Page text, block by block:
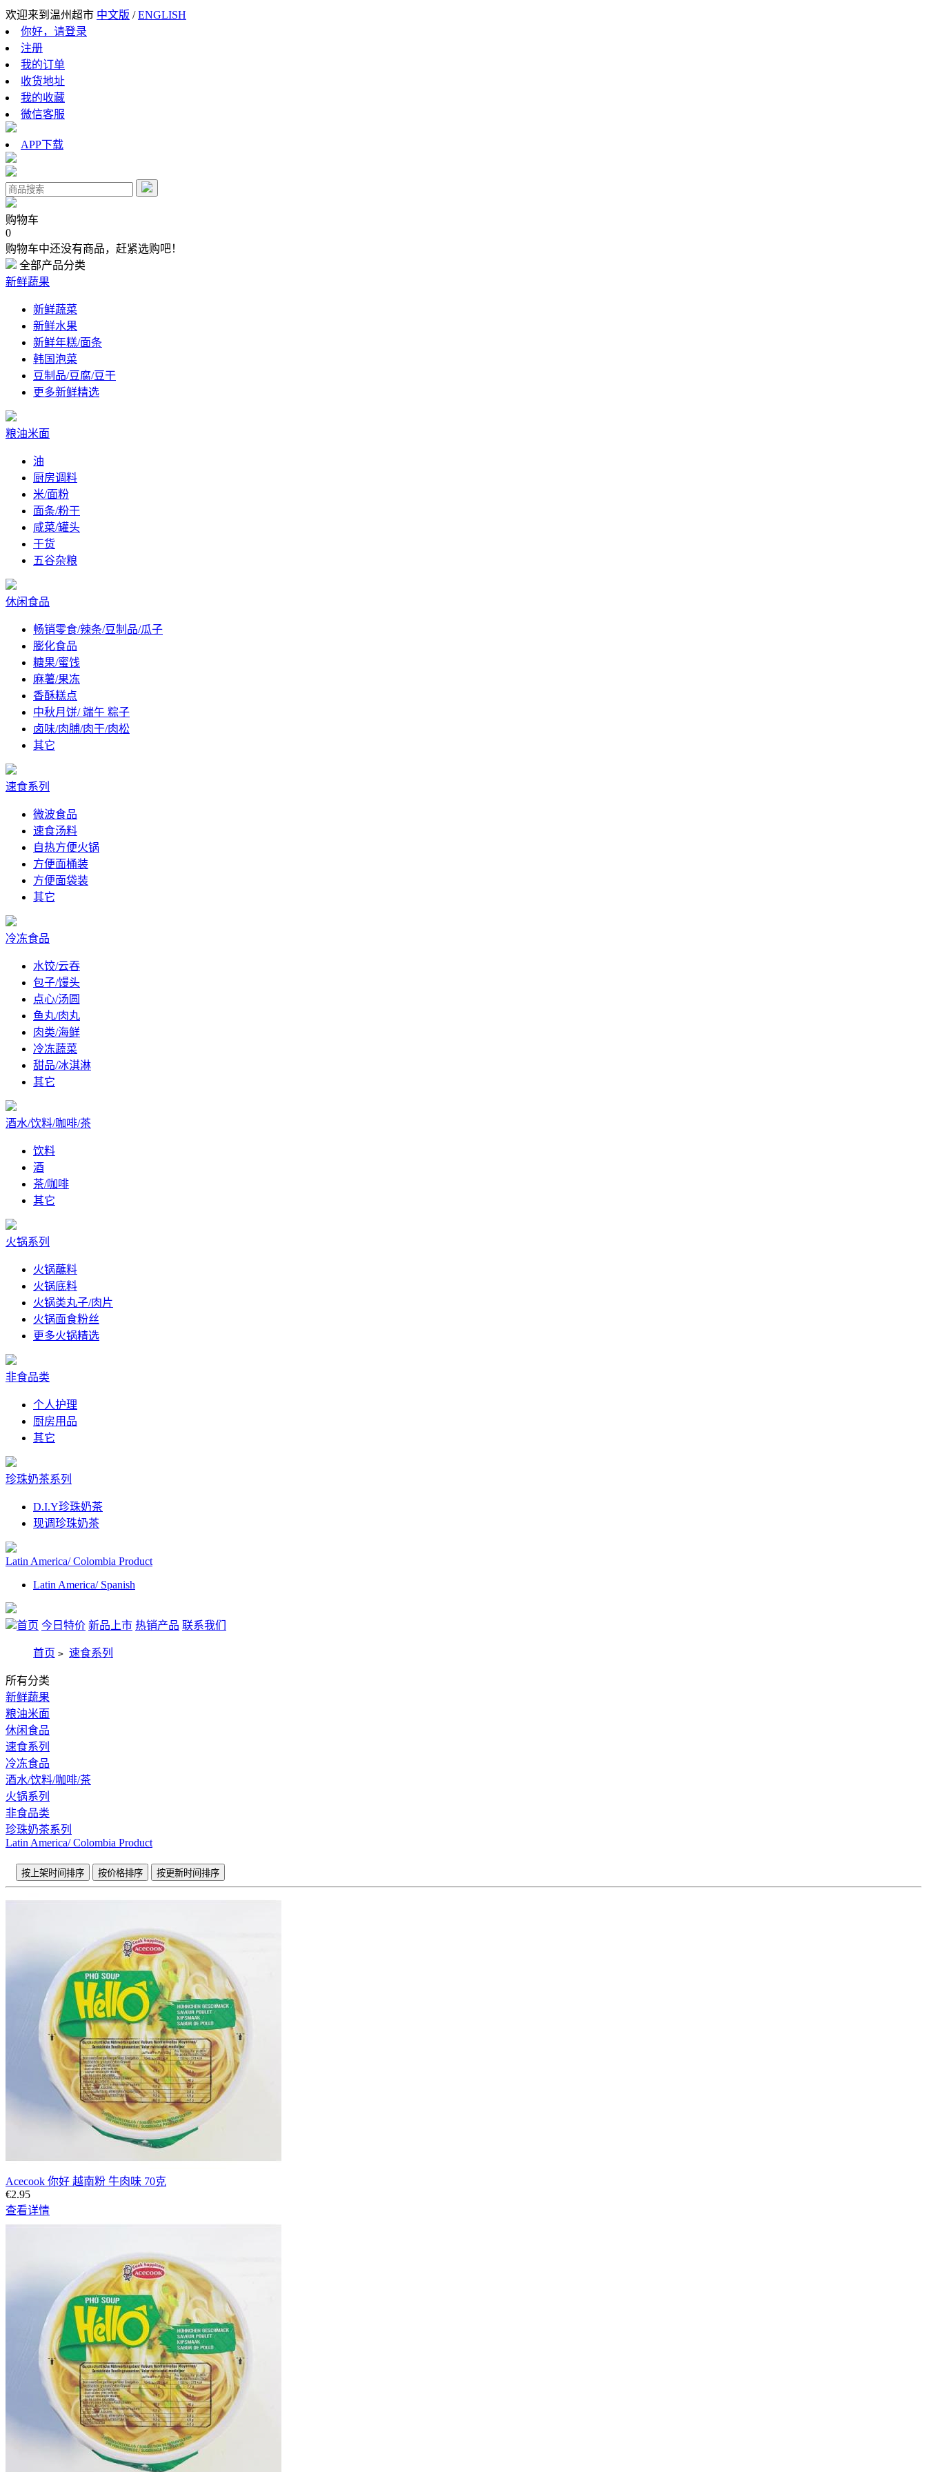
欢迎来到温州超市 中文版 /ENGLISH
你好，请登录
注册
我的订单
收货地址
我的收藏
微信客服
APP下载
购物车
0
购物车中还没有商品，赶紧选购吧！
全部产品分类
新鲜蔬果
新鲜蔬菜
新鲜水果
新鲜年糕/面条
韩国泡菜
豆制品/豆腐/豆干
更多新鲜精选
粮油米面
油
厨房调料
米/面粉
面条/粉干
咸菜/罐头
干货
五谷杂粮
休闲食品
畅销零食/辣条/豆制品/瓜子
膨化食品
糖果/蜜饯
麻薯/果冻
香酥糕点
中秋月饼/ 端午 粽子
卤味/肉脯/肉干/肉松
其它
速食系列
微波食品
速食汤料
自热方便火锅
方便面桶装
方便面袋装
其它
冷冻食品
水饺/云吞
包子/馒头
点心/汤圆
鱼丸/肉丸
肉类/海鲜
冷冻蔬菜
甜品/冰淇淋
其它
酒水/饮料/咖啡/茶
饮料
酒
茶/咖啡
其它
火锅系列
火锅蘸料
火锅底料
火锅类丸子/肉片
火锅面食粉丝
更多火锅精选
非食品类
个人护理
厨房用品
其它
珍珠奶茶系列
D.I.Y珍珠奶茶
现调珍珠奶茶
Latin America/ Colombia Product
Latin America/ Spanish
首页 今日特价 新品上市 热销产品 联系我们
首页 > 速食系列
所有分类
新鲜蔬果
粮油米面
休闲食品
速食系列
冷冻食品
酒水/饮料/咖啡/茶
火锅系列
非食品类
珍珠奶茶系列
Latin America/ Colombia Product
按上架时间排序 按价格排序 按更新时间排序
Acecook 你好 越南粉 牛肉味 70克
€2.95
查看详情